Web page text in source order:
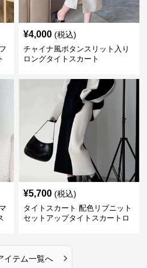
¥4,000 (税込)
チャイナ風ボタンスリット入り
ロングタイトスカート
¥5,700 (税込)
タイトスカート 配色リブニット
セットアップタイトスカートロ
イテム一覧へ ›